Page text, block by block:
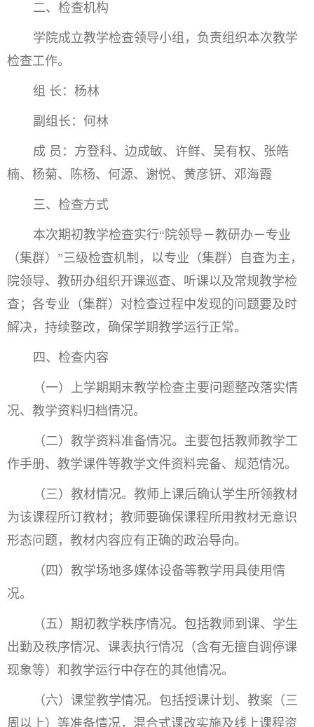
二、检查机构
学院成立教学检查领导小组，负责组织本次教学
检查工作。
组 长：杨林
副组长：何林
成 员：方登科、边成敏、许鲜、吴有权、张皓
楠、杨菊、陈杨、何源、谢悦、黄彦钘、邓海霞
三、检查方式
本次期初教学检查实行“院领导－教研办－专业
（集群）”三级检查机制，以专业（集群）自查为主，
院领导、教研办组织开课巡查、听课以及常规教学检
查；各专业（集群）对检查过程中发现的问题要及时
解决，持续整改，确保学期教学运行正常。
四、检查内容
（一）上学期期末教学检查主要问题整改落实情
况、教学资料归档情况。
（二）教学资料准备情况。主要包括教师教学工
作手册、教学课件等教学文件资料完备、规范情况。
（三）教材情况。教师上课后确认学生所领教材
为该课程所订教材；教师要确保课程所用教材无意识
形态问题，教材内容应有正确的政治导向。
（四）教学场地多媒体设备等教学用具使用情
况。
（五）期初教学秩序情况。包括教师到课、学生
出勤及秩序情况、课表执行情况（含有无擅自调停课
现象等）和教学运行中存在的其他情况。
（六）课堂教学情况。包括授课计划、教案（三
周以上）等准备情况，混合式课改实施及线上课程资